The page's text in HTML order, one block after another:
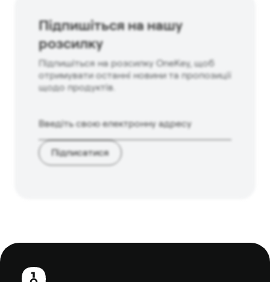
Підпишіться на нашу
розсилку
Підпишіться на розсилку OneKey, щоб
отримувати останні новини та пропозиції
щодо продуктів.
Підписатися
Нижній
колонтитул